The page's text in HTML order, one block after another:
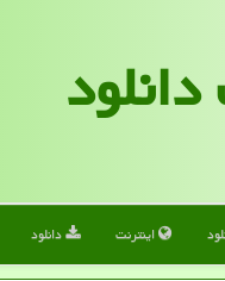
اینترنت دانلود